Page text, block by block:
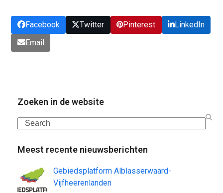
Facebook Twitter Pinterest
LinkedIn
Email
Zoeken in de website
Search
Meest recente nieuwsberichten
Gebiedsplatform Alblasserwaard-
Vijfheerenlanden